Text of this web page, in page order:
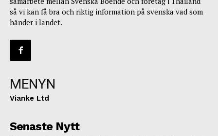
så vi kan få bra och riktig information på svenska vad som
händer i landet.
MENYN
Vianke Ltd
Senaste Nytt